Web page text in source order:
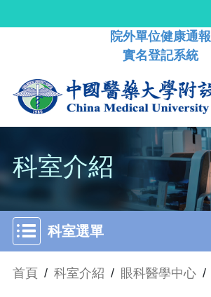
院外單位健康通報
實名登記系統
科室介紹
科室選單
首頁 / 科室介紹 / 眼科醫學中心 /